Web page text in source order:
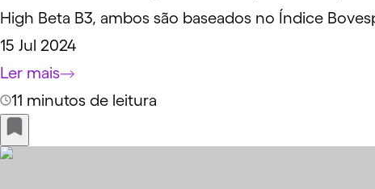
High Beta B3, ambos são baseados no Índice
15 Jul 2024
Ler mais
11 minutos de leitura